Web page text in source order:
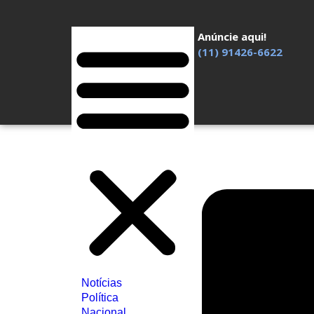
Notícias
Política
Anúncie aqui!
(11) 91426-6622